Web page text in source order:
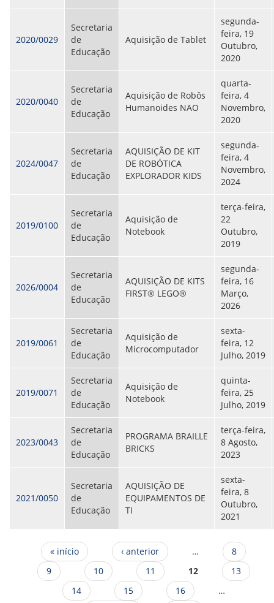
2020/0029
Secretaria
de
Educação
Aquisição de Tablet
segunda-
feira, 19
Outubro,
2020
2020/0040
Secretaria
de
Educação
Aquisição de Robôs
Humanoides NAO
quarta-
feira, 4
Novembro,
2020
2024/0047
Secretaria
de
Educação
AQUISIÇÃO DE KIT
DE ROBÓTICA
EXPLORADOR KIDS
segunda-
feira, 4
Novembro,
2024
2019/0100
Secretaria
de
Educação
Aquisição de
Notebook
terça-feira,
22
Outubro,
2019
2026/0004
Secretaria
de
Educação
AQUISIÇÃO DE KITS
FIRST® LEGO®
segunda-
feira, 16
Março,
2026
2019/0061
Secretaria
de
Educação
Aquisição de
Microcomputador
sexta-
feira, 12
Julho, 2019
2019/0071
Secretaria
de
Educação
Aquisição de
Notebook
quinta-
feira, 25
Julho, 2019
2023/0043
Secretaria
de
Educação
PROGRAMA BRAILLE
BRICKS
terça-feira,
8 Agosto,
2023
2021/0050
Secretaria
de
Educação
AQUISIÇÃO DE
EQUIPAMENTOS DE
TI
sexta-
feira, 8
Outubro,
2021
Páginas
« início ‹ anterior …
8
9
10 11 12
13
14
15 16
…